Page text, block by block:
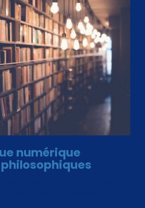
numérique
philosophiques